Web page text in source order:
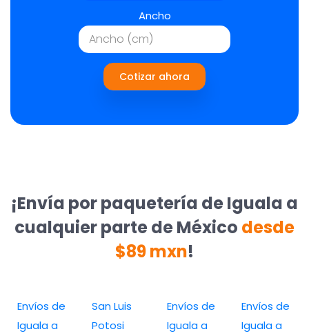
Ancho
Cotizar ahora
¡Envía por paquetería de Iguala a
cualquier parte de México desde
$89 mxn!
Envíos de
Iguala a
San Luis
Potosi
Envíos de
Iguala a
Envíos de
Iguala a